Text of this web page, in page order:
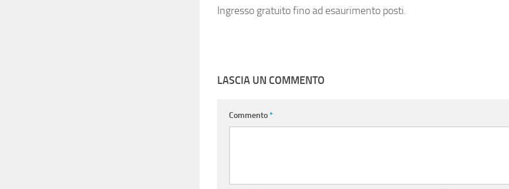
Ingresso gratuito fino ad esaurimento posti.
LASCIA UN COMMENTO
Commento*